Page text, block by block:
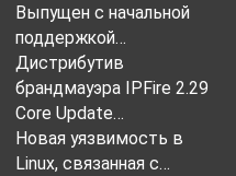
Выпущен с начальной
поддержкой…
Дистрибутив
брандмауэра IPFire 2.29
Core Update…
Новая уязвимость в
Linux, связанная с…